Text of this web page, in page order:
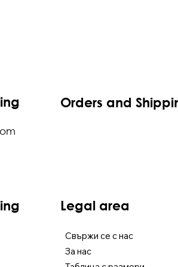
Orders and
Legal area
Свържи се с нас
За нас